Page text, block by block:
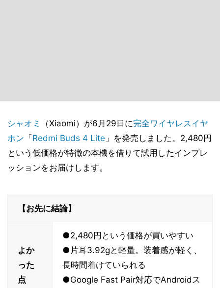
シャオミ （Xiaomi）が6月29日に完全ワイヤレスイヤ
ホン 「 Redmi Buds 4 Lite 」を発売しました。2,480円
という低価格が特徴の本機を借りて試用したインプレ
ッションをお届けします。
【お先に結論】
よか
った
点
●2,480円という価格が買いやすい
●片耳3.92gと軽量。装着感が軽く、
長時間着けていられる
●Google Fast Pair対応でAndroidス